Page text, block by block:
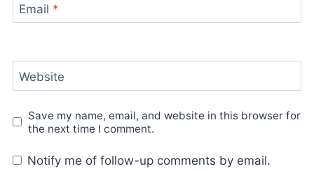
Email *
Website
Save my name, email, and website in this browser for
the next time I comment.
Notify me of follow-up comments by email.